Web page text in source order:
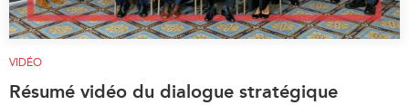
VIDÉO
Résumé vidéo du dialogue stratégique